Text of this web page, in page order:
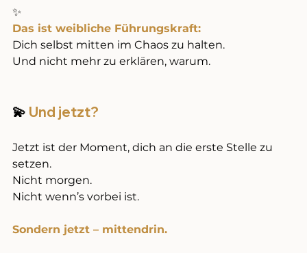
✨
Das ist weibliche Führungskraft:
Dich selbst mitten im Chaos zu halten.
Und nicht mehr zu erklären, warum.
💫 Und jetzt?
Jetzt ist der Moment, dich an die erste Stelle zu
setzen.
Nicht morgen.
Nicht wenn’s vorbei ist.
Sondern jetzt – mittendrin.